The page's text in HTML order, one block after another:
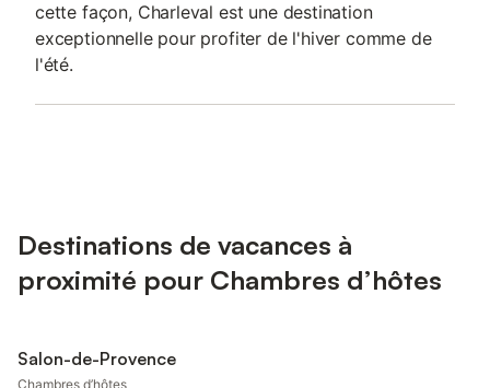
cette façon, Charleval est une destination
exceptionnelle pour profiter de l'hiver comme de
l'été.
Destinations de vacances à
proximité pour Chambres d’hôtes
Salon-de-Provence
Chambres d’hôtes